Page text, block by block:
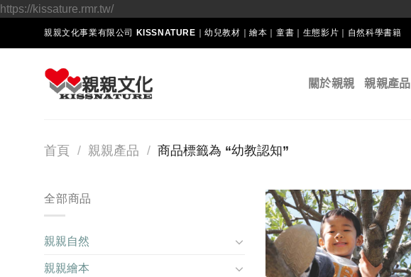
https://kissature.rmr.tw/Skip
to
親親文化事業有限公司 KISSNATURE｜幼兒教材｜繪本｜童書｜生態影片｜自然科學書籍
關於親親 親親產品
首頁 / 親親產品 / 商品標籤為 “幼教認知”
全部商品
親親自然
親親繪本